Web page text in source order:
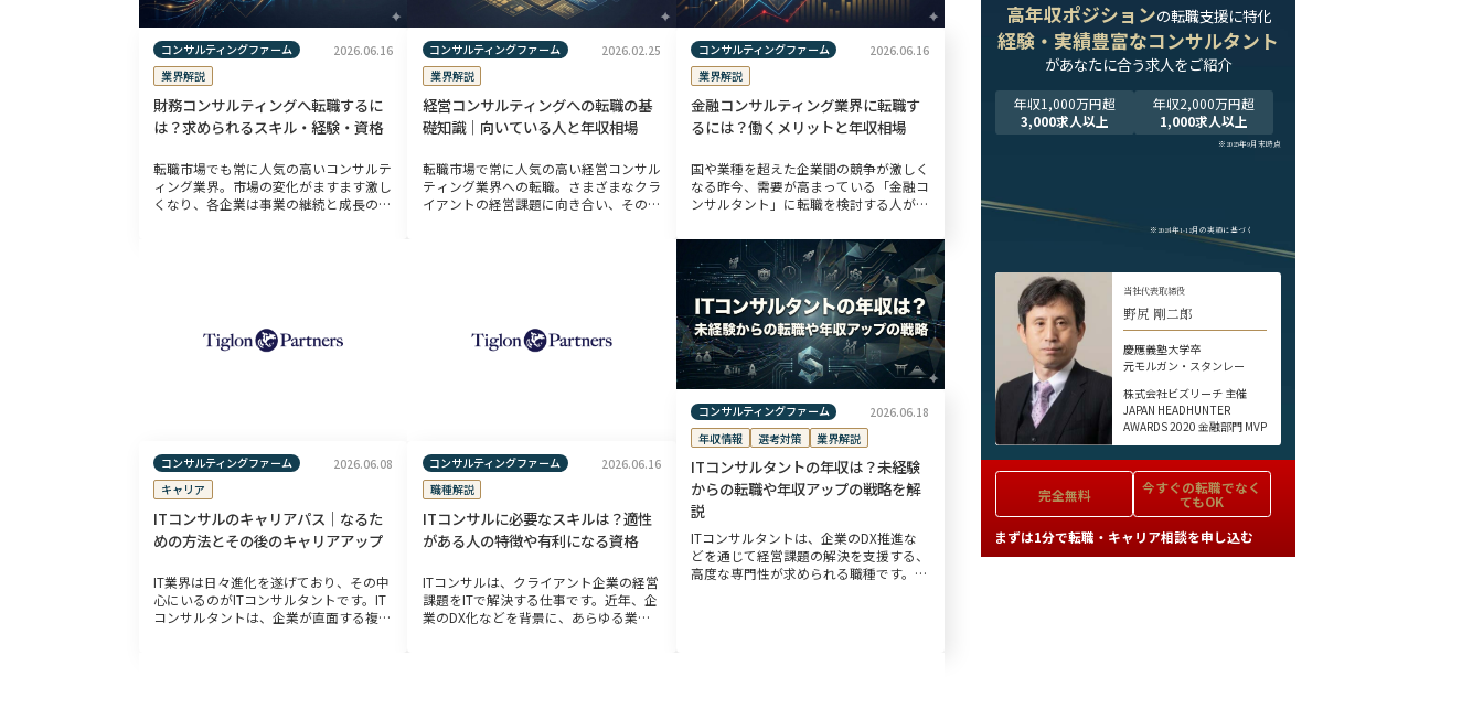
コンサルティングファーム
2026.06.16
業界解説
財務コンサルティングへ転職するに
は？求められるスキル・経験・資格
転職市場でも常に人気の高いコンサルテ
ィング業界。市場の変化がますます激し
くなり、各企業は事業の継続と成長のた
コンサルティングファーム
2026.02.25
業界解説
経営コンサルティングへの転職の基
礎知識｜向いている人と年収相場
転職市場で常に人気の高い経営コンサル
ティング業界への転職。さまざまなクラ
イアントの経営課題に向き合い、その課
コンサルティングファーム
2026.06.16
業界解説
金融コンサルティング業界に転職す
るには？働くメリットと年収相場
国や業種を超えた企業間の競争が激しく
なる昨今、需要が高まっている「金融コ
ンサルタント」に転職を検討する人が増
グ業界は専門性が高く、業務の責任など
も大きいため「未経験からでも転職でき
るの […]
コンサルティングファーム
2026.06.08
キャリア
ITコンサルのキャリアパス｜なるた
めの方法とその後のキャリアアップ
IT業界は日々進化を遂げており、その中
心にいるのがITコンサルタントです。IT
コンサルタントは、企業が直面する複雑
コンサルティングファーム
2026.06.16
職種解説
ITコンサルに必要なスキルは？適性
がある人の特徴や有利になる資格
ITコンサルは、クライアント企業の経営
課題をITで解決する仕事です。近年、企
業のDX化などを背景に、あらゆる業界
コンサルティングファーム
2026.06.18
年収情報
選考対策 業界解説
ITコンサルタントの年収は？未経験
からの転職や年収アップの戦略を解
説
ITコンサルタントは、企業のDX推進な
どを通じて経営課題の解決を支援する、
高度な専門性が求められる職種です。厚
高年収ポジションの転職支援に特化
経験・実績豊富なコンサルタント
があなたに合う求人をご紹介
年収1,000万円超
3,000求人以上
年収2,000万円超
1,000求人以上
※2025年9月末時点
※2024年1-12月の実績に基づく
当社代表取締役
野尻 剛二郎
慶應義塾大学卒
元モルガン・スタンレー
株式会社ビズリーチ 主催
JAPAN HEADHUNTER
AWARDS 2020 金融部門 MVP
完全無料 今すぐの転職でなく
てもOK
まずは1分で転職・キャリア相談を申し込む